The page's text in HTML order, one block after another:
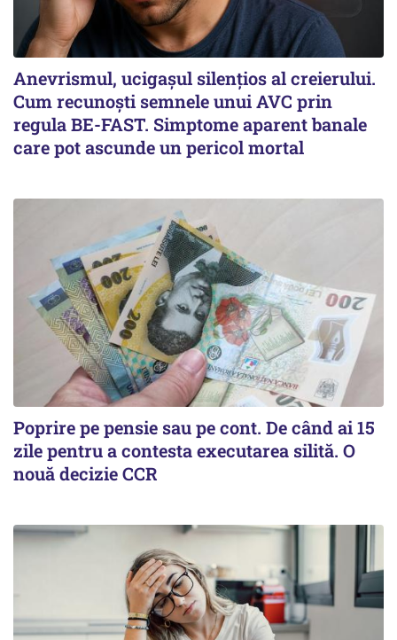
Anevrismul, ucigașul silențios al creierului.
Cum recunoști semnele unui AVC prin
regula BE-FAST. Simptome aparent banale
care pot ascunde un pericol mortal
Poprire pe pensie sau pe cont. De când ai 15
zile pentru a contesta executarea silită. O
nouă decizie CCR